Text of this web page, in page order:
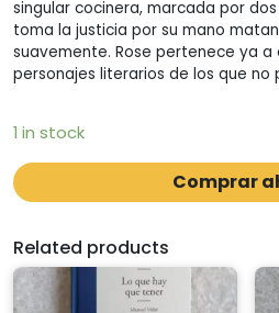
singular cocinera, marcada por
toma la justicia por su mano
suavemente. Rose pertenece ya
personajes literarios de los que no
1 in stock
Comprar
Related products